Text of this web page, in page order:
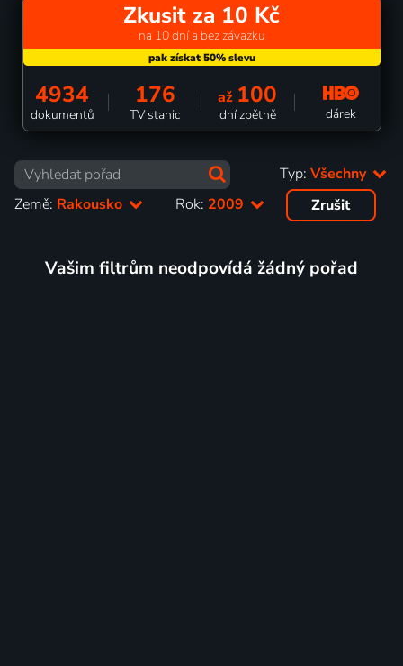
Zkusit za 10 Kč
na 10 dní a bez závazku
4934
dokumentů
176
TV stanic
až 100
dní zpětně dárek
Typ: Všechny
Země: Rakousko Rok: 2009 Zrušit
Vašim filtrům neodpovídá žádný pořad